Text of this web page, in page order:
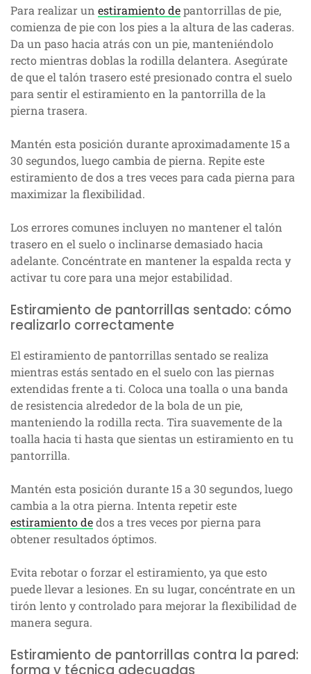
Para realizar un estiramiento depantorrillas de pie,
comienza de pie con los pies a la altura de las caderas.
Da un paso hacia atrás con un pie, manteniéndolo
recto mientras doblas la rodilla delantera. Asegúrate
de que el talón trasero esté presionado contra el suelo
para sentir el estiramiento en la pantorrilla de la
pierna trasera.
Mantén esta posición durante aproximadamente 15 a
30 segundos, luego cambia de pierna. Repite este
estiramiento de dos a tres veces para cada pierna para
maximizar la flexibilidad.
Los errores comunes incluyen no mantener el talón
trasero en el suelo o inclinarse demasiado hacia
adelante. Concéntrate en mantener la espalda recta y
activar tu core para una mejor estabilidad.
Estiramiento de pantorrillas sentado: cómo
realizarlo correctamente
El estiramiento de pantorrillas sentado se realiza
mientras estás sentado en el suelo con las piernas
extendidas frente a ti. Coloca una toalla o una banda
de resistencia alrededor de la bola de un pie,
manteniendo la rodilla recta. Tira suavemente de la
toalla hacia ti hasta que sientas un estiramiento en tu
pantorrilla.
Mantén esta posición durante 15 a 30 segundos, luego
cambia a la otra pierna. Intenta repetir este
estiramiento dedos a tres veces por pierna para
obtener resultados óptimos.
Evita rebotar o forzar el estiramiento, ya que esto
puede llevar a lesiones. En su lugar, concéntrate en un
tirón lento y controlado para mejorar la flexibilidad de
manera segura.
Estiramiento de pantorrillas contra la pared: